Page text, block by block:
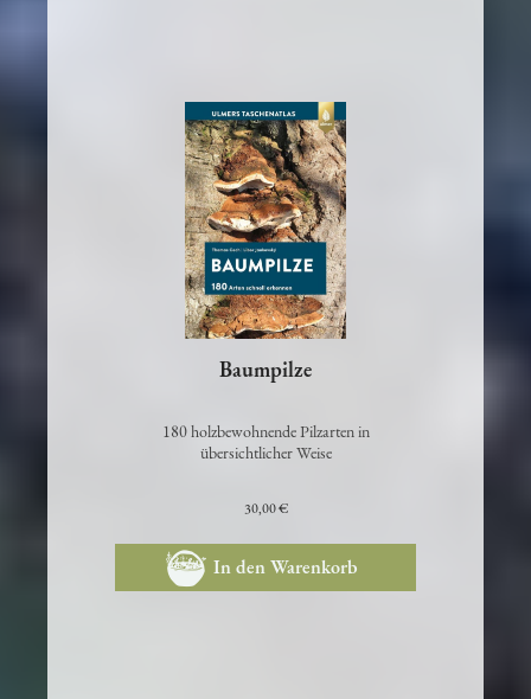
Baumpilze
180 holzbewohnende Pilzarten in
übersichtlicher Weise
30,00 €
In den Warenkorb